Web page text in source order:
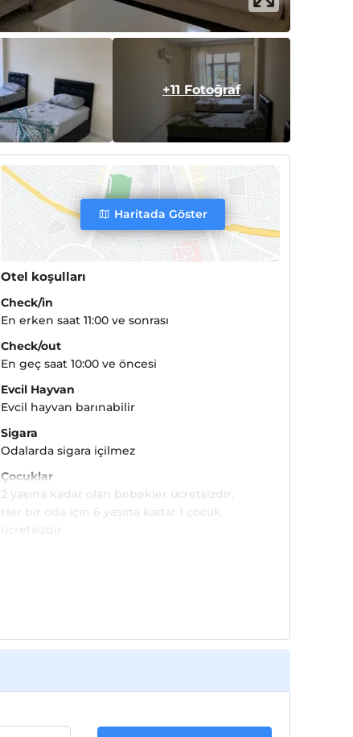
+11 Fotoğraf
Haritada Göster
Otel koşulları
Check/in
En erken saat 11:00 ve sonrası
Check/out
En geç saat 10:00 ve öncesi
Evcil Hayvan
Evcil hayvan barınabilir
Sigara
Odalarda sigara içilmez
Çocuklar
2 yaşına kadar olan bebekler ücretsizdir.
Her bir oda için 6 yaşına kadar 1 çocuk